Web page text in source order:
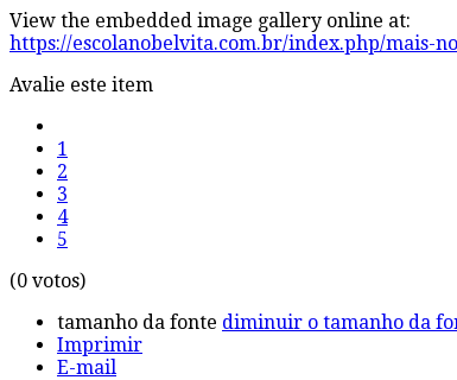
View the embedded image gallery online at:
https://escolanobelvita.com.br/index.php/mais-
Avalie este item
1
2
3
4
5
(0 votos)
tamanho da fonte diminuir o tamanho da
Imprimir
E-mail